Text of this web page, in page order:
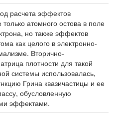
расчета эффектов
атомного остова в поле
но также эффектов
как целого в электронно-
Вторично-
плотности для такой
системы использовалась,
Грина квазичастицы и ее
обусловленную
эффектами.